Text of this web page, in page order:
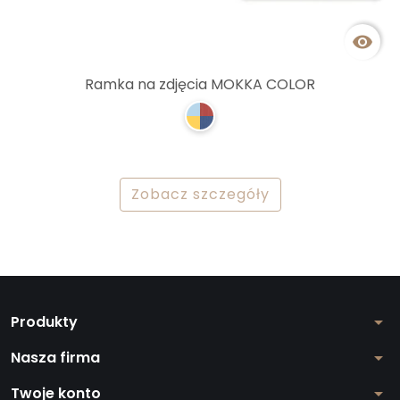

Ramka na zdjęcia MOKKA COLOR
Zobacz szczegóły
Produkty arrow_drop_down
Nasza firma arrow_drop_down
Twoje konto arrow_drop_down